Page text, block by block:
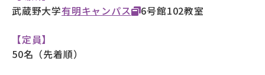
武蔵野大学有明キャンパス 6号館102教室
【定員】
50名（先着順）